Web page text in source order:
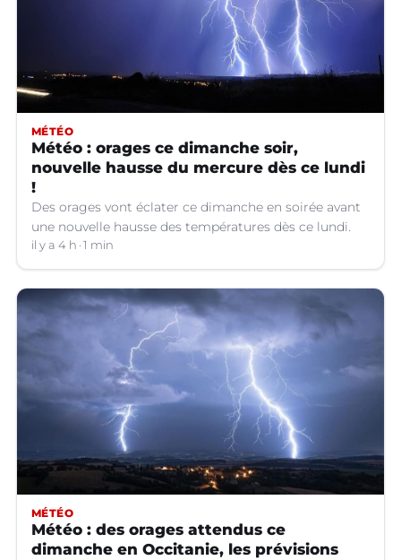
MÉTÉO
Météo : orages ce dimanche soir,
nouvelle hausse du mercure dès ce lundi
!
Des orages vont éclater ce dimanche en soirée avant
une nouvelle hausse des températures dès ce lundi.
il y a 4 h 1 min
MÉTÉO
Météo : des orages attendus ce
dimanche en Occitanie, les prévisions